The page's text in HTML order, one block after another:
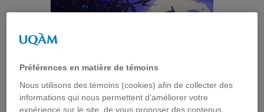
Préférences en matière de témoins
Nous utilisons des témoins (cookies) afin de collecter des
informations qui nous permettent d’améliorer votre
expérience sur le site, de vous proposer des contenus